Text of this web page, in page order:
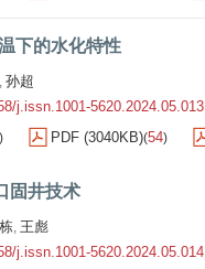
下的水化特性
, 孙超
j.issn.1001-5620.2024.05.013
) PDF (3040KB)(54)
固井技术
, 王彪
j.issn.1001-5620.2024.05.014